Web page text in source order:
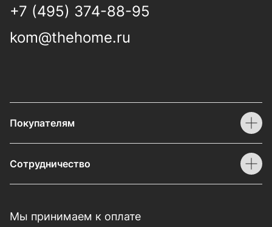
+7 (495) 374-88-95
kom@thehome.ru
Покупателям
Сотрудничество
Мы принимаем к оплате